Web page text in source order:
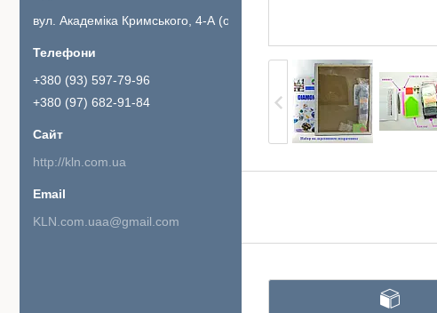
вул. Академіка Кримського, 4-А (офіс 111)., Київ, Україна
+380 (93) 597-79-96
+380 (97) 682-91-84
http://kln.com.ua
KLN.com.uaa@gmail.com